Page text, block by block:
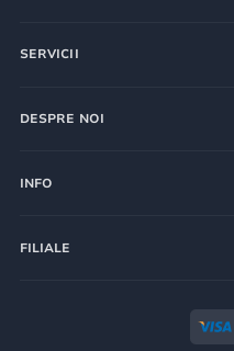
SERVICII
DESPRE NOI
INFO
FILIALE